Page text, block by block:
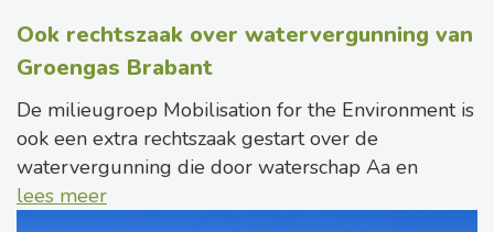
Ook rechtszaak over watervergunning van
Groengas Brabant
De milieugroep Mobilisation for the Environment is
ook een extra rechtszaak gestart over de
watervergunning die door waterschap Aa en
lees meer